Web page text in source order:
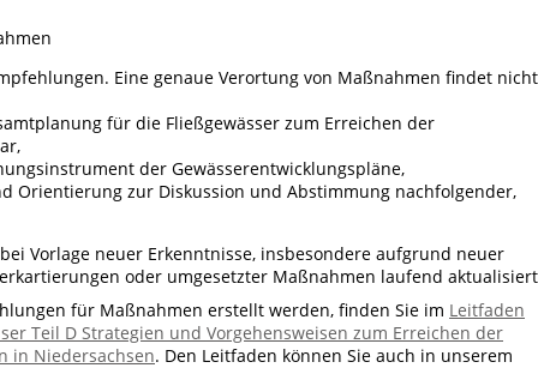
Eine genaue Verortung von Maßnahmen findet nicht
für die Fließgewässer zum Erreichen der
der Gewässerentwicklungspläne,
Orientierung zur Diskussion und Abstimmung nachfolgender,
Vorlage neuer Erkenntnisse, insbesondere aufgrund neuer
oder umgesetzter Maßnahmen laufend
für Maßnahmen erstellt werden, finden Sie im Leitfaden
Teil D Strategien und Vorgehensweisen zum Erreichen der
in Niedersachsen. Den Leitfaden können Sie auch in unserem